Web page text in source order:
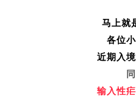
马上就
各位
近期入
输入性